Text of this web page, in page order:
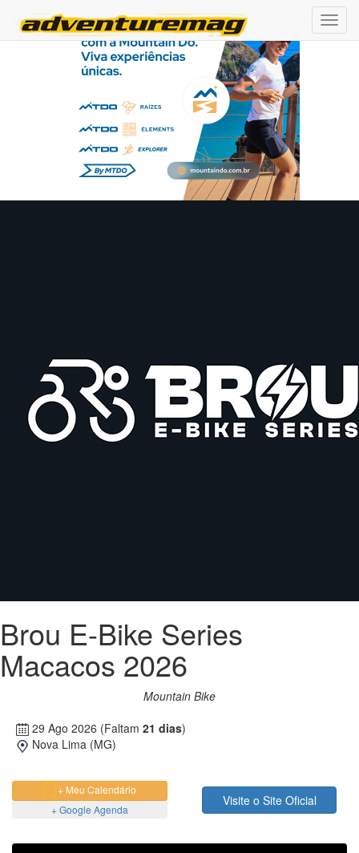
Brou E-Bike Series
Macacos 2026
Mountain Bike
29 Ago 2026 (Faltam 21 dias)
Nova Lima (MG)
+ Meu Calendário
+ Google Agenda
Visite o Site Oficial